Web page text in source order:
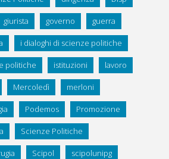
giurista governo guerra
i dialoghi di scienze politiche
politiche istituzioni lavoro
Mercoledì merloni
Podemos Promozione
Scienze Politiche
Scipol scipolunipg